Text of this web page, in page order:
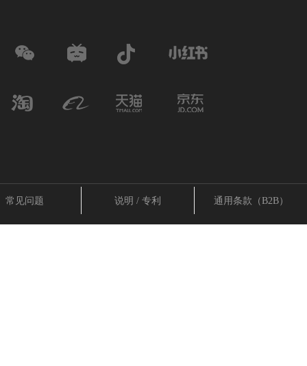
常见问题 说明 / 专利 通用条款（B2B）